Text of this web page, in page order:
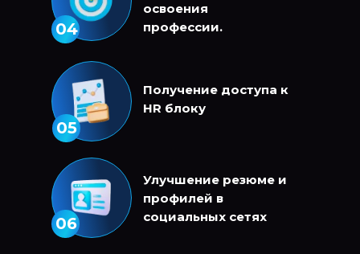
освоения
профессии.
04
Получение доступа к
HR блоку
05
Улучшение резюме и
профилей в
социальных сетях
06